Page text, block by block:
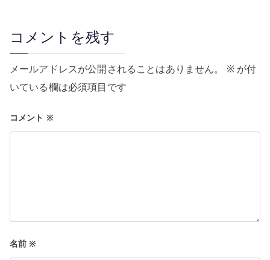
ー
シ
ョ
ン
コメントを残す
メールアドレスが公開されることはありません。 ※が付
いている欄は必須項目です
コメント ※
名前※